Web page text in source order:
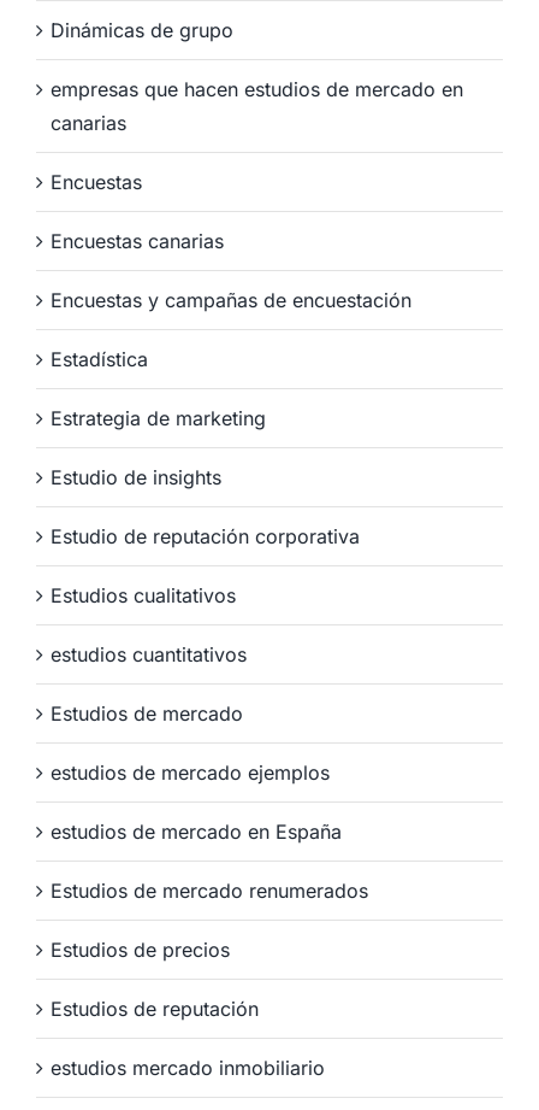
Dinámicas de grupo
empresas que hacen estudios de mercado en
canarias
Encuestas
Encuestas canarias
Encuestas y campañas de encuestación
Estadística
Estrategia de marketing
Estudio de insights
Estudio de reputación corporativa
Estudios cualitativos
estudios cuantitativos
Estudios de mercado
estudios de mercado ejemplos
estudios de mercado en España
Estudios de mercado renumerados
Estudios de precios
Estudios de reputación
estudios mercado inmobiliario